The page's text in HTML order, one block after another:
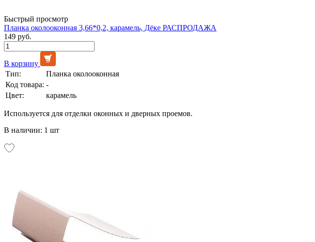
Быстрый просмотр
Планка околооконная 3,66*0,2, карамель, Дёке РАСПРОДАЖА
149 руб.
В корзину
Тип:
Планка околооконная
Код товара: -
Цвет:
карамель
Используется для отделки оконных и дверных проемов.
В наличии: 1 шт